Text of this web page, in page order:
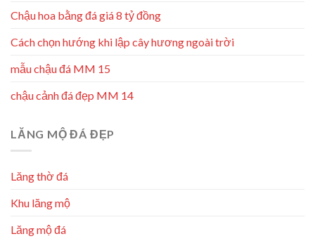
Chậu hoa bằng đá giá 8 tỷ đồng
Cách chọn hướng khi lập cây hương ngoài trời
mẫu chậu đá MM 15
chậu cảnh đá đẹp MM 14
LĂNG MỘ ĐÁ ĐẸP
Lăng thờ đá
Khu lăng mộ
Lăng mộ đá